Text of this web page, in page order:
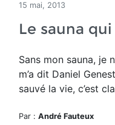
15 mai, 2013
Le sauna
Sans mon sauna, je
m’a dit Daniel
sauvé la vie, c’est
Par : André Fauteux